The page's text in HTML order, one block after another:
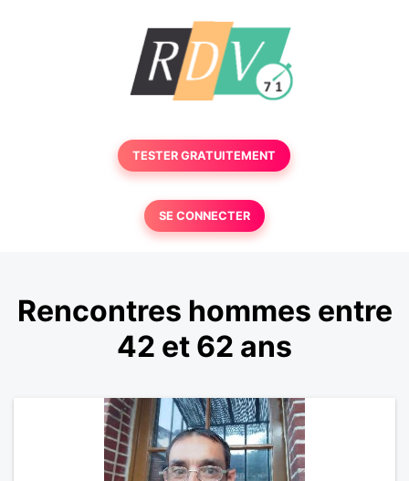
TESTER GRATUITEMENT
SE CONNECTER
Rencontres hommes entre
42 et 62 ans